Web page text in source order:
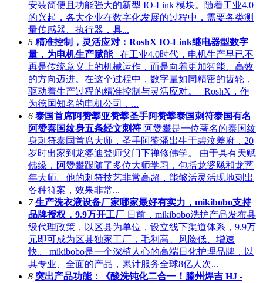
安装简便且功能强大的新型 IO-Link 模块。随着工业4.0
的兴起，各大企业在数字化发展的过程中，需要各类测
量传感器、执行器，具...
5 精准控制，灵活应对：RoshX IO-Link继电器型数字
量，为电机生产赋能
在工业4.0时代，电机生产早已不
再是传统意义上的机械运作，而是向着更加智能、高效
的方向迈进。在这个过程中，数字量如同精密的齿轮，
驱动着生产过程的精准控制与灵活应对。 RoshX，作
为德国知名的电机公司，...
6 泰国首席阿赞攀亚赞攀圣手阿赞攀泰国刺符泰国有名
阿赞泰国纹身五条经文刺符 阿赞攀是一位著名的泰国纹
身刺符泰国首席大师，圣手阿赞潘出生于碧汶差府，20
岁时出家到龙婆迪登师父门下禅修佛学。‌ 由于具有天赋
佛缘，阿赞攀跟随了多位大师学习，包括龙婆飚和龙菩
年大师。他的刺符技艺非常高超，能够活灵活现地刺出
各种符案，效果非常...
7 生产洗衣液设备厂家哪家最好有实力，mikibobo支持
品牌授权，9.9万开工厂 日前，mikibobo洗护产品发布县
级代理政策，以区县为单位，设立线下渠道体系，9.9万
元即可成为区县独家工厂，毛利高、风险低、增速
快。 mikibobo是一个深植人心的高端日化护理品牌，以
其专业、全面的产品，累计服务全球8亿人次...
8 突出产品功能：《酸洗钝化二合一！滕州焊吉 HJ -